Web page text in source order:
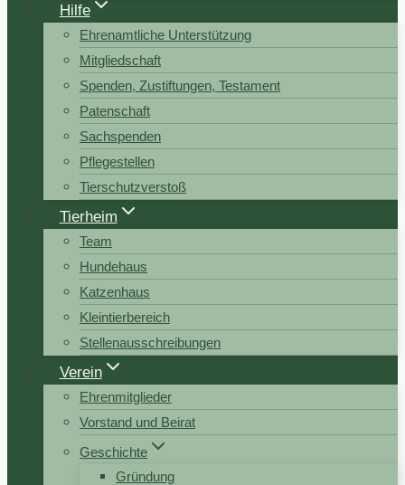
Hilfe
Ehrenamtliche Unterstützung
Mitgliedschaft
Spenden, Zustiftungen, Testament
Patenschaft
Sachspenden
Pflegestellen
Tierschutzverstoß
Tierheim
Team
Hundehaus
Katzenhaus
Kleintierbereich
Stellenausschreibungen
Verein
Ehrenmitglieder
Vorstand und Beirat
Geschichte
Gründung